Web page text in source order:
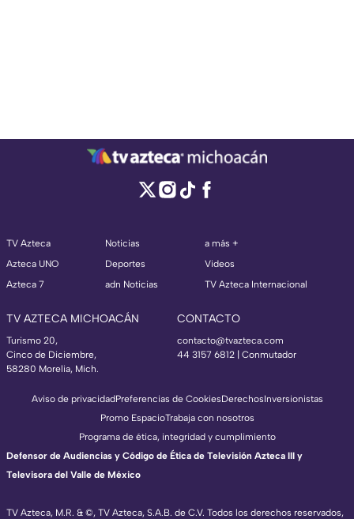
TV Azteca
Azteca UNO
Azteca 7
Noticias
Deportes
adn Noticias
a más +
Videos
TV Azteca Internacional
TV AZTECA MICHOACÁN
Turismo 20,
Cinco de Diciembre,
58280 Morelia, Mich.
CONTACTO
contacto@tvazteca.com
44 3157 6812 | Conmutador
TV Azteca, M.R. & ©, TV Azteca, S.A.B. de C.V. Todos los derechos reservados,
Aviso de privacidadPreferencias de CookiesDerechosInversionistas
Promo EspacioTrabaja con nosotros
Programa de ética, integridad y cumplimiento
Defensor de Audiencias y Código de Ética de Televisión Azteca III y
Televisora del Valle de México